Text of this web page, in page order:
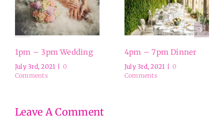
1pm – 3pm Wedding
July 3rd, 2021 | 0
Comments
4pm – 7pm Dinner
July 3rd, 2021 | 0
Comments
Leave A Comment